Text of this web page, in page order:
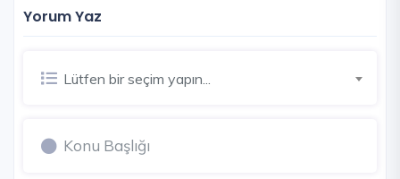
Yorum Yaz
Lütfen bir seçim yapın...